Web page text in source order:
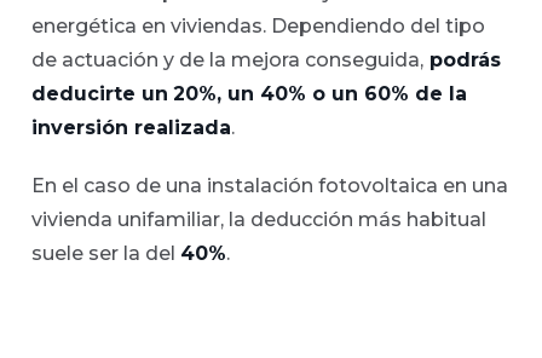
energética en viviendas. Dependiendo del tipo
de actuación y de la mejora conseguida,podrás
deducirte un 20%, un 40% o un 60% de la
inversión realizada.
En el caso de una instalación fotovoltaica en una
vivienda unifamiliar, la deducción más habitual
suele ser la del 40%.